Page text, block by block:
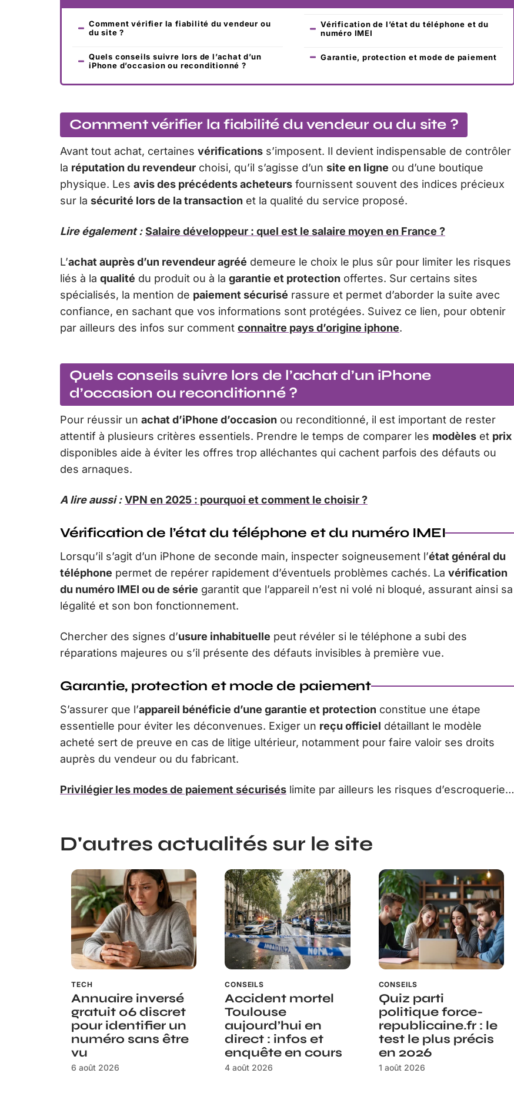
Comment vérifier la fiabilité du vendeur ou
du site ?
Quels conseils suivre lors de l’achat d’un
iPhone d’occasion ou reconditionné ?
Vérification de l’état du téléphone et du
numéro IMEI
Garantie, protection et mode de paiement
Comment vérifier la fiabilité du vendeur ou du site ?
Avant tout achat, certaines vérifications s’imposent. Il devient indispensable de contrôler
la réputation du revendeur choisi, qu’il s’agisse d’un site en ligne ou d’une boutique
physique. Les avis des précédents acheteurs fournissent souvent des indices précieux
sur la sécurité lors de la transaction et la qualité du service proposé.
Lire également : Salaire développeur : quel est le salaire moyen en France ?
L’achat auprès d’un revendeur agréé demeure le choix le plus sûr pour limiter les risques
liés à la qualité du produit ou à la garantie et protection offertes. Sur certains sites
spécialisés, la mention de paiement sécurisé rassure et permet d’aborder la suite avec
confiance, en sachant que vos informations sont protégées. Suivez ce lien, pour obtenir
par ailleurs des infos sur comment connaitre pays d’origine iphone.
Quels conseils suivre lors de l’achat d’un iPhone
d’occasion ou reconditionné ?
Pour réussir un achat d’iPhone d’occasion ou reconditionné, il est important de rester
attentif à plusieurs critères essentiels. Prendre le temps de comparer les modèles et prix
disponibles aide à éviter les offres trop alléchantes qui cachent parfois des défauts ou
des arnaques.
A lire aussi : VPN en 2025 : pourquoi et comment le choisir ?
Vérification de l’état du téléphone et du numéro IMEI
Lorsqu’il s’agit d’un iPhone de seconde main, inspecter soigneusement l’état général du
téléphone permet de repérer rapidement d’éventuels problèmes cachés. La vérification
du numéro IMEI ou de série garantit que l’appareil n’est ni volé ni bloqué, assurant ainsi sa
légalité et son bon fonctionnement.
Chercher des signes d’usure inhabituelle peut révéler si le téléphone a subi des
réparations majeures ou s’il présente des défauts invisibles à première vue.
Garantie, protection et mode de paiement
S’assurer que l’appareil bénéficie d’une garantie et protection constitue une étape
essentielle pour éviter les déconvenues. Exiger un reçu officiel détaillant le modèle
acheté sert de preuve en cas de litige ultérieur, notamment pour faire valoir ses droits
auprès du vendeur ou du fabricant.
Privilégier les modes de paiement sécurisés limite par ailleurs les risques d’escroquerie…
D'autres actualités sur le site
TECH
Annuaire inversé
gratuit 06 discret
pour identifier un
numéro sans être
vu
6 août 2026
CONSEILS
Accident mortel
Toulouse
aujourd’hui en
direct : infos et
enquête en cours
4 août 2026
CONSEILS
Quiz parti
politique force-
republicaine.fr : le
test le plus précis
en 2026
1 août 2026